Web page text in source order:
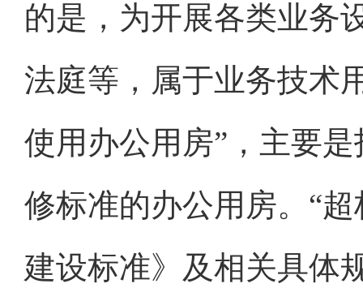
的是，为开展各类业务
法庭等，属于业务技术
使用办公用房”，主要
修标准的办公用房。“
建设标准》及相关具体